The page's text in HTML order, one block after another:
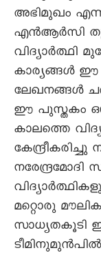
അഭിമുഖം
എന്‍ആര്‍സി
വിദ്യാര്‍ത്ഥി
കാര്യങ്ങള്‍ ഈ
ലേഖനങ്ങള്‍
ഈ പുസ്തകം
കാലത്തെ
മറ്റൊരു
സാധ്യതകൂടി